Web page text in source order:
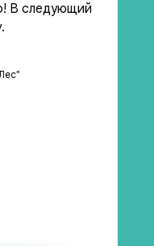
В следующий